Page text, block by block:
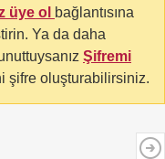
üye ol bağlantısına
Ya da daha
Şifremi
şifre oluşturabilirsiniz.